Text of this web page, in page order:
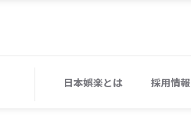
日本娯楽とは 採用情報